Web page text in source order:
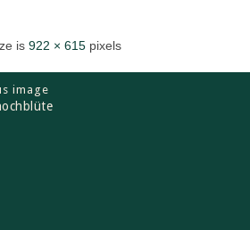
is 922 × 615 pixels
image